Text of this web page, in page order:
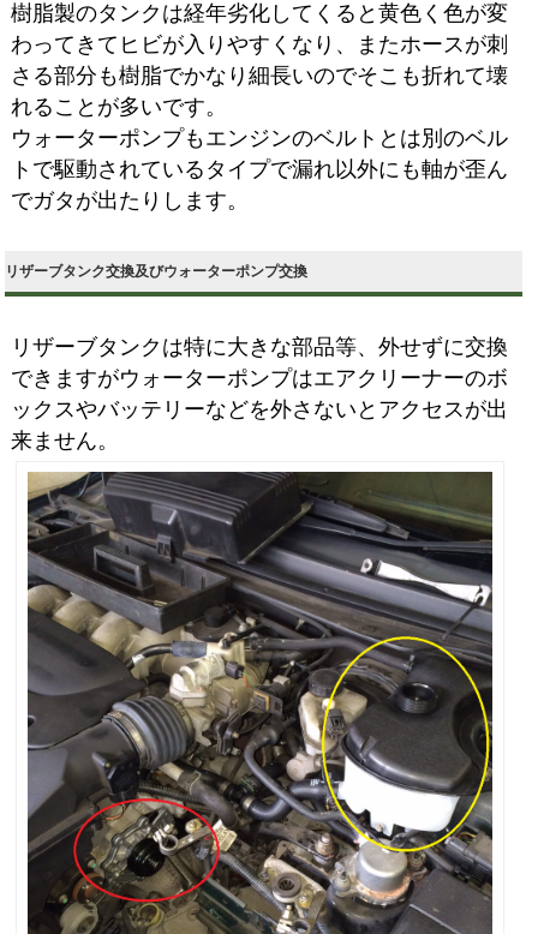
樹脂製のタンクは経年劣化してくると黄色く色が変
わってきてヒビが入りやすくなり、またホースが刺
さる部分も樹脂でかなり細長いのでそこも折れて壊
れることが多いです。
ウォーターポンプもエンジンのベルトとは別のベル
トで駆動されているタイプで漏れ以外にも軸が歪ん
でガタが出たりします。
リザーブタンク交換及びウォーターポンプ交換
リザーブタンクは特に大きな部品等、外せずに交換
できますがウォーターポンプはエアクリーナーのボ
ックスやバッテリーなどを外さないとアクセスが出
来ません。